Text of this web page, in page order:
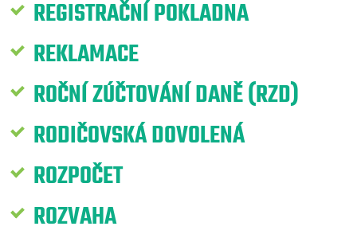
REGISTRAČNÍ POKLADNA
REKLAMACE
ROČNÍ ZÚČTOVÁNÍ DANĚ (RZD)
RODIČOVSKÁ DOVOLENÁ
ROZPOČET
ROZVAHA